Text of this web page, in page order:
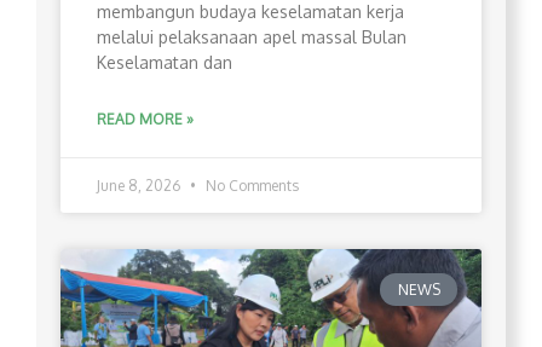
membangun budaya keselamatan kerja
melalui pelaksanaan apel massal Bulan
Keselamatan dan
READ MORE »
June 8, 2026 No Comments
NEWS